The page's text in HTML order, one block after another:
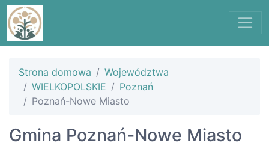
Strona domowa
Województwa
WIELKOPOLSKIE
Poznań
Poznań-Nowe Miasto
Gmina Poznań-Nowe Miasto